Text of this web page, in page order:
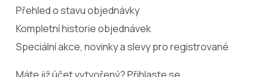
Přehled o stavu objednávky
Kompletní historie objednávek
Speciální akce, novinky a slevy pro registrované